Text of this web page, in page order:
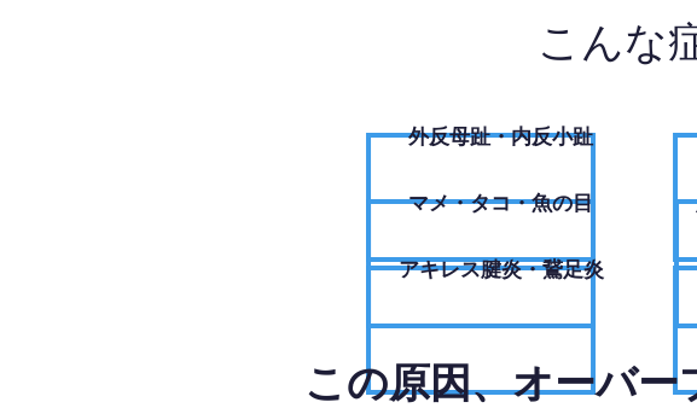
こんな
外反母趾・内反小趾
​マメ・タコ・魚の目
アキレス腱炎・鵞足炎
この原因、オーバー